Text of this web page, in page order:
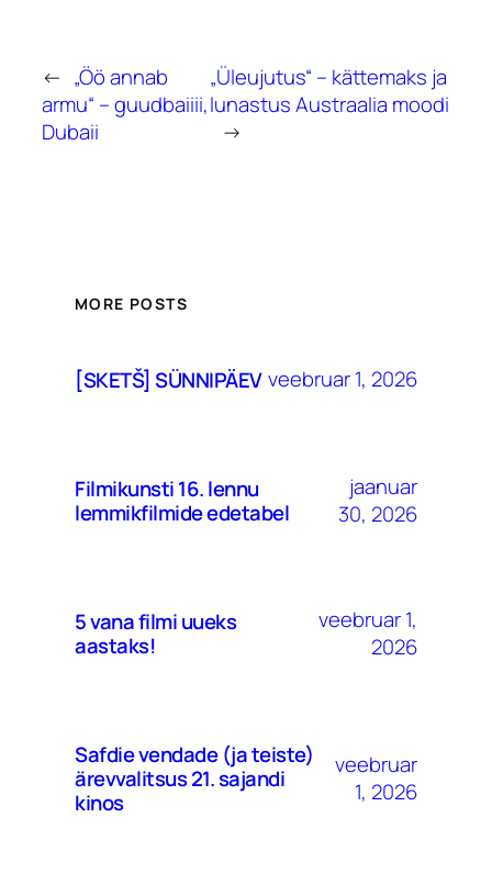
← „Öö annab
armu“ – guudbaiiii,
Dubaii
„Üleujutus“ – kättemaks ja
lunastus Austraalia moodi
→
MORE POSTS
[SKETŠ] SÜNNIPÄEV veebruar 1, 2026
Filmikunsti 16. lennu
lemmikfilmide edetabel
jaanuar
30, 2026
5 vana filmi uueks
aastaks!
veebruar 1,
2026
Safdie vendade (ja teiste)
ärevvalitsus 21. sajandi
kinos
veebruar
1, 2026